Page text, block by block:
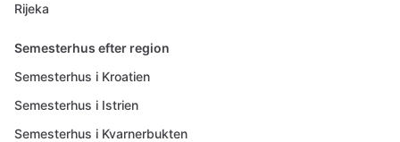
Rijeka
Semesterhus efter region
Semesterhus i Kroatien
Semesterhus i Istrien
Semesterhus i Kvarnerbukten